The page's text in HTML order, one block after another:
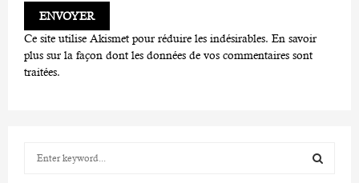
Ce site utilise Akismet pour réduire les indésirables. En savoir
plus sur la façon dont les données de vos commentaires sont
traitées.